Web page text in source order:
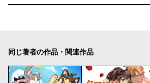
同じ著者の作品・関連作品